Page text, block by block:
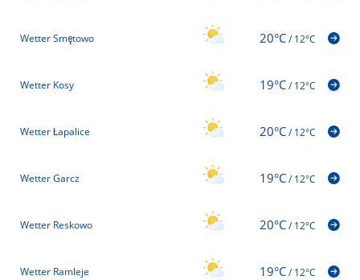
Wetter Smętowo 20°C/12°C
Wetter Kosy 19°C/12°C
Wetter Łapalice 20°C/12°C
Wetter Garcz 19°C/12°C
Wetter Reskowo 20°C/12°C
Wetter Ramleje 19°C/12°C